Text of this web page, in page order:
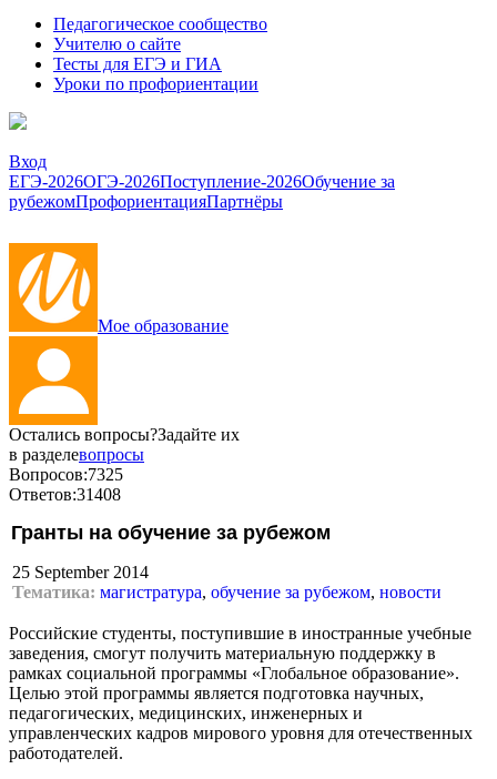
Педагогическое сообщество
Учителю о сайте
Тесты для ЕГЭ и ГИА
Уроки по профориентации
Вход
ЕГЭ-2026ОГЭ-2026Поступление-2026Обучение за
рубежомПрофориентацияПартнёры
Мое образование
Остались вопросы?Задайте их
в разделевопросы
Вопросов:7325
Ответов:31408
Гранты на обучение за рубежом
25 September 2014
Тематика: магистратура, обучение за рубежом, новости
Российские студенты, поступившие в иностранные учебные
заведения, смогут получить материальную поддержку в
рамках социальной программы «Глобальное образование».
Целью этой программы является подготовка научных,
педагогических, медицинских, инженерных и
управленческих кадров мирового уровня для отечественных
работодателей.